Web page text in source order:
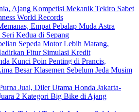
Ajang Kompetisi Mekanik Tekiro Sabet
World Records
Empat Pebalap Muda Astra
Kedua di Sepang
Sepeda Motor Lebih Matang,
Fitur Simulasi Kredit
Kunci Poin Penting di Prancis,
Besar Klasemen Sebelum Jeda Musim
Jual, Diler Utama Honda Jakarta-
2 Kategori Big Bike di Ajang